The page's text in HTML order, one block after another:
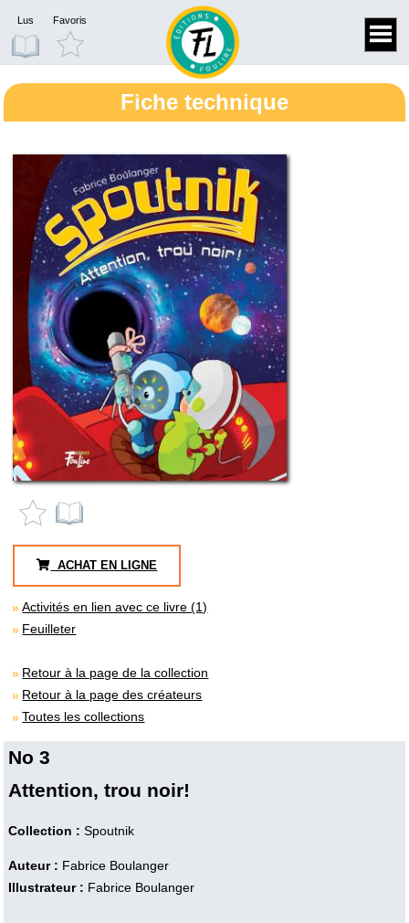
Lus Favoris
Fiche technique
ACHAT EN LIGNE
Activités en lien avec ce livre (1)
Feuilleter
Retour à la page de la collection
Retour à la page des créateurs
Toutes les collections
No 3
Attention, trou noir!
Collection : Spoutnik
Auteur : Fabrice Boulanger
Illustrateur : Fabrice Boulanger